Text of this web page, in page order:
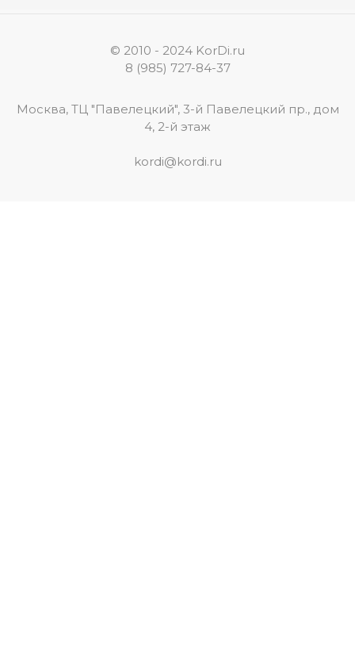
© 2010 - 2024 KorDi.ru
8 (985) 727-84-37
Москва, ТЦ "Павелецкий", 3-й Павелецкий пр., дом
4, 2-й этаж
kordi@kordi.ru